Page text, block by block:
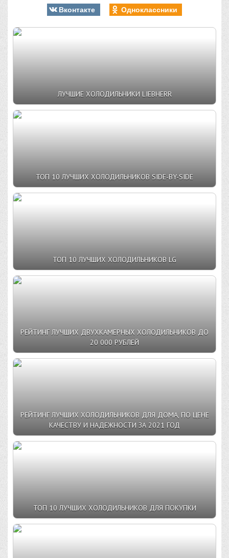
Вконтакте
Одноклассники
ЛУЧШИЕ ХОЛОДИЛЬНИКИ LIEBHERR
ТОП 10 ЛУЧШИХ ХОЛОДИЛЬНИКОВ SIDE-BY-SIDE
ТОП 10 ЛУЧШИХ ХОЛОДИЛЬНИКОВ LG
РЕЙТИНГ ЛУЧШИХ ДВУХКАМЕРНЫХ ХОЛОДИЛЬНИКОВ ДО
20 000 РУБЛЕЙ
РЕЙТИНГ ЛУЧШИХ ХОЛОДИЛЬНИКОВ ДЛЯ ДОМА, ПО ЦЕНЕ
КАЧЕСТВУ И НАДЕЖНОСТИ ЗА 2021 ГОД
ТОП 10 ЛУЧШИХ ХОЛОДИЛЬНИКОВ ДЛЯ ПОКУПКИ